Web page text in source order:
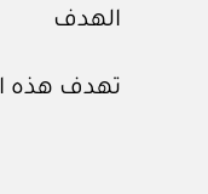
الهدف
تهدف هذه